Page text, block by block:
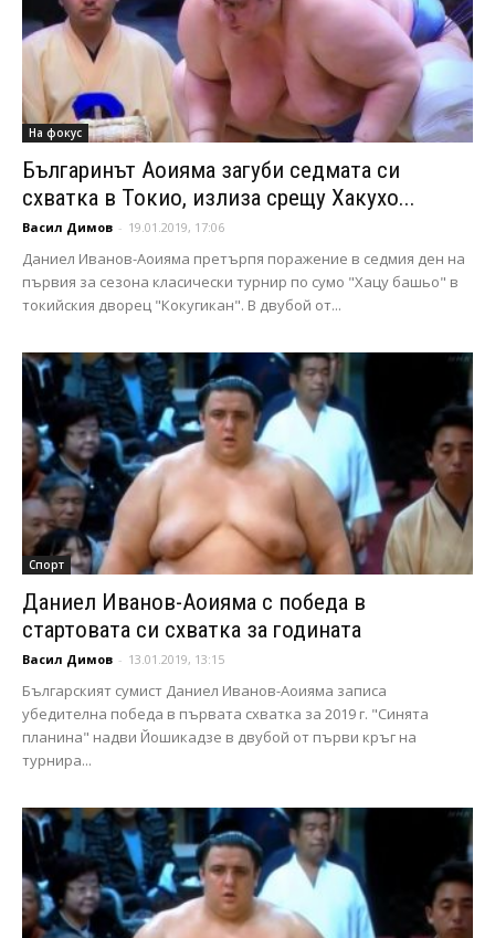
На фокус
Българинът Аоияма загуби седмата си
схватка в Токио, излиза срещу Хакухо...
Васил Димов - 19.01.2019, 17:06
Даниел Иванов-Аоияма претърпя поражение в седмия ден на
първия за сезона класически турнир по сумо "Хацу башьо" в
токийския дворец "Кокугикан". В двубой от...
Спорт
Даниел Иванов-Аоияма с победа в
стартовата си схватка за годината
Васил Димов - 13.01.2019, 13:15
Българският сумист Даниел Иванов-Аоияма записа
убедителна победа в първата схватка за 2019 г. "Синята
планина" надви Йошикадзе в двубой от първи кръг на
турнира...